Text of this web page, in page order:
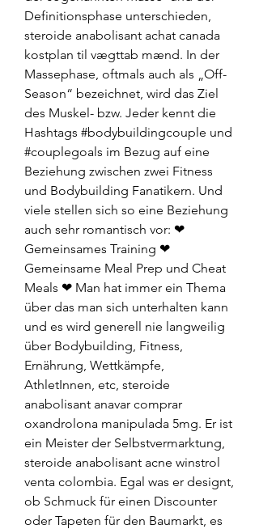
Definitionsphase unterschieden,
steroide anabolisant achat canada
kostplan til vægttab mænd. In der
Massephase, oftmals auch als „Off-
Season“ bezeichnet, wird das Ziel
des Muskel- bzw. Jeder kennt die
Hashtags #bodybuildingcouple und
#couplegoals im Bezug auf eine
Beziehung zwischen zwei Fitness
und Bodybuilding Fanatikern. Und
viele stellen sich so eine Beziehung
auch sehr romantisch vor: ❤
Gemeinsames Training ❤
Gemeinsame Meal Prep und Cheat
Meals ❤ Man hat immer ein Thema
über das man sich unterhalten kann
und es wird generell nie langweilig
über Bodybuilding, Fitness,
Ernährung, Wettkämpfe,
AthletInnen, etc, steroide
anabolisant anavar comprar
oxandrolona manipulada 5mg. Er ist
ein Meister der Selbstvermarktung,
steroide anabolisant acne winstrol
venta colombia. Egal was er designt,
ob Schmuck für einen Discounter
oder Tapeten für den Baumarkt, es